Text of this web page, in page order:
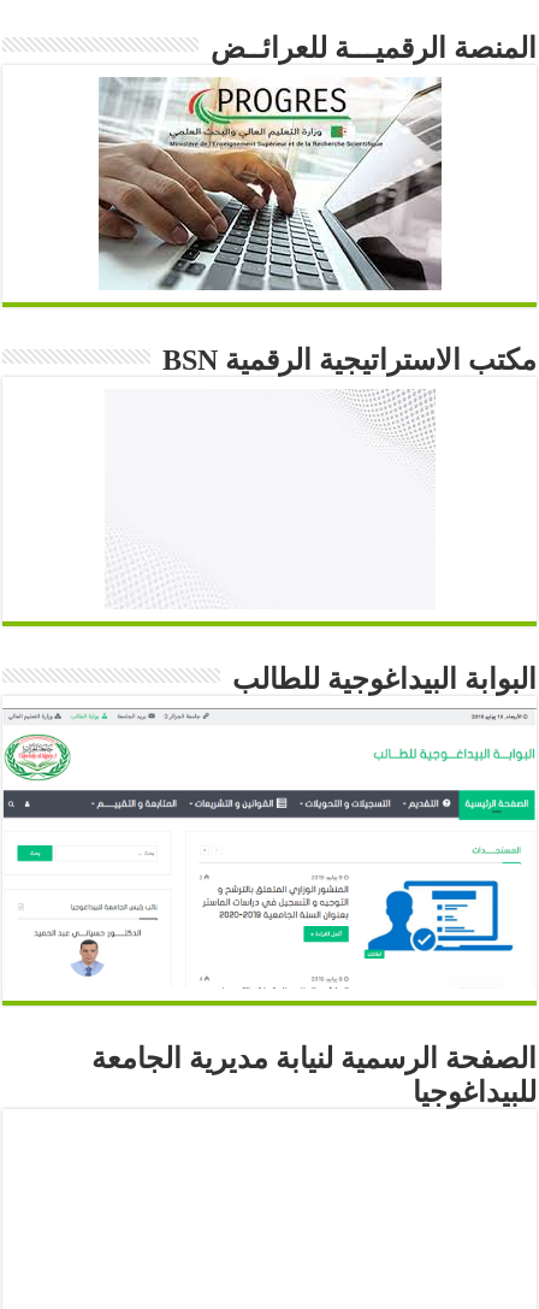
المنصة الرقميـــة للعرائــض
مكتب الاستراتيجية الرقمية BSN
البوابة البيداغوجية للطالب
الصفحة الرسمية لنيابة مديرية الجامعة
للبيداغوجيا